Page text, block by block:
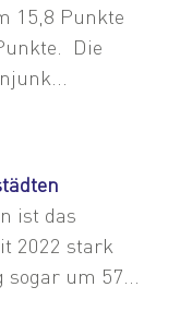
15,8 Punkte
Die
ist das
2022 stark
sogar um 57...